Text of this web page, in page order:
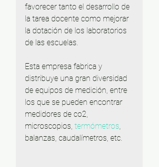
favorecer tanto el desarrollo de
la tarea docente como mejorar
la dotación de los laboratorios
de las escuelas.
Esta empresa fabrica y
distribuye una gran diversidad
de equipos de medición, entre
los que se pueden encontrar
medidores de co2,
microscopios, termómetros,
balanzas, caudalímetros, etc.